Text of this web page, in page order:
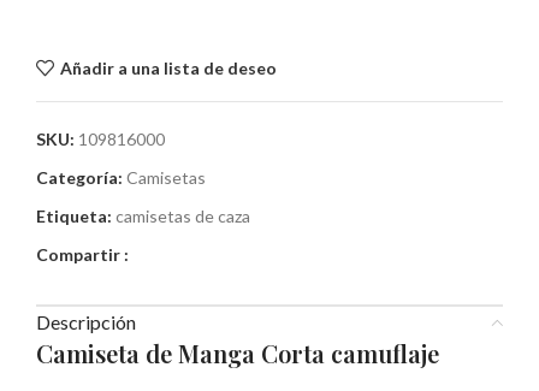
Añadir a una lista de deseo
SKU: 109816000
Categoría: Camisetas
Etiqueta: camisetas de caza
Compartir :
Descripción
Camiseta de Manga Corta camuflaje